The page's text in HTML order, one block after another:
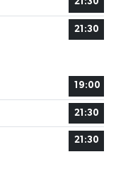
21:30
21:30
19:00
21:30
21:30